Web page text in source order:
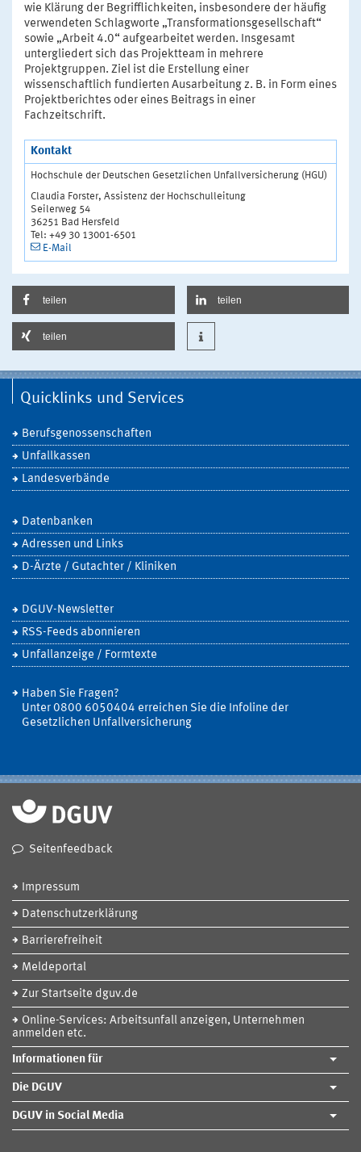
wie Klärung der Begrifflichkeiten, insbesondere der häufig
verwendeten Schlagworte „Transformationsgesellschaft“
sowie „Arbeit 4.0“ aufgearbeitet werden. Insgesamt
untergliedert sich das Projektteam in mehrere
Projektgruppen. Ziel ist die Erstellung einer
wissenschaftlich fundierten Ausarbeitung z. B. in Form eines
Projektberichtes oder eines Beitrags in einer
Fachzeitschrift.
Kontakt
Hochschule der Deutschen Gesetzlichen Unfallversicherung (HGU)
Claudia Forster, Assistenz der Hochschulleitung
Seilerweg 54
36251 Bad Hersfeld
Tel: +49 30 13001-6501
E-Mail
teilen teilen
teilen
Quicklinks und Services
Berufsgenossenschaften
Unfallkassen
Landesverbände
Datenbanken
Adressen und Links
D-Ärzte / Gutachter / Kliniken
DGUV-Newsletter
RSS-Feeds abonnieren
Unfallanzeige / Formtexte
Haben Sie Fragen?
Unter 0800 6050404 erreichen Sie die Infoline der
Gesetzlichen Unfallversicherung
Seitenfeedback
Impressum
Datenschutzerklärung
Barrierefreiheit
Meldeportal
Zur Startseite dguv.de
Online-Services: Arbeitsunfall anzeigen, Unternehmen
anmelden etc.
Informationen für
Die DGUV
DGUV in Social Media